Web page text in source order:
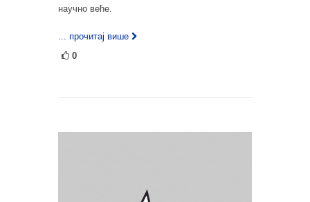
научно веће.
... прочитај више
0